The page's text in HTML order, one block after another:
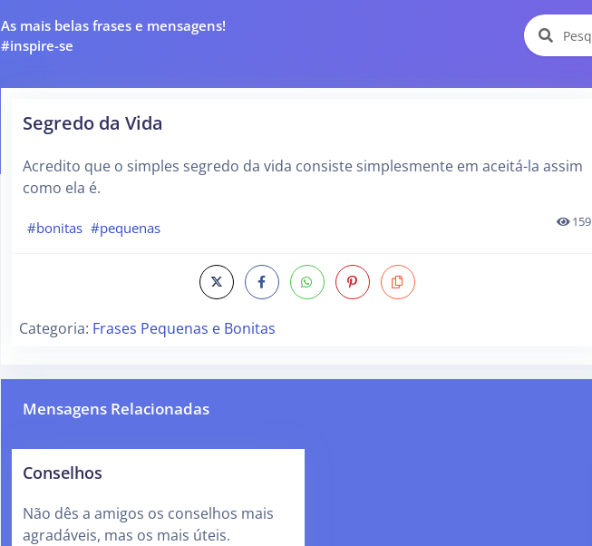
As mais belas frases e mensagens!
#inspire-se
Segredo da Vida
Acredito que o simples segredo da vida consiste simplesmente em aceitá-la assim
como ela é.
#bonitas #pequenas 159
Categoria: Frases Pequenas e Bonitas
Mensagens Relacionadas
Conselhos
Não dês a amigos os conselhos mais
agradáveis, mas os mais úteis.